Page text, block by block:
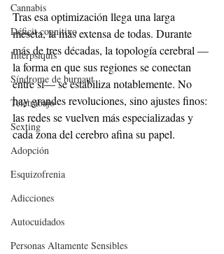
Cannabis
Déficit cognitivo
Interpsiquis
Síndrome de burnaut
Teletrabajo
Sexting
Adopción
Esquizofrenia
Adicciones
Autocuidados
Personas Altamente Sensibles
Tras esa optimización llega una larga
meseta, la más extensa de todas. Durante
más de tres décadas, la topología cerebral —
la forma en que sus regiones se conectan
entre sí— se estabiliza notablemente. No
hay grandes revoluciones, sino ajustes finos:
las redes se vuelven más especializadas y
cada zona del cerebro afina su papel.